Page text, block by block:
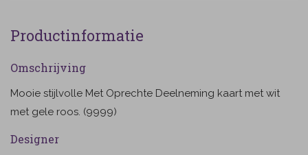
Productinformatie
Omschrijving
Mooie stijlvolle Met Oprechte Deelneming kaart met wit
met gele roos. (9999)
Designer